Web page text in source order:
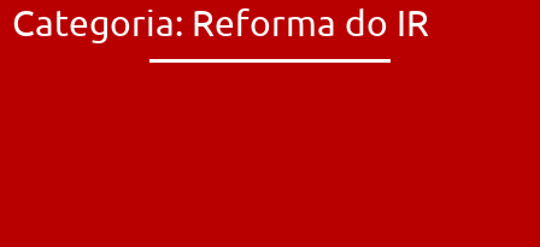
Categoria: Reforma do IR